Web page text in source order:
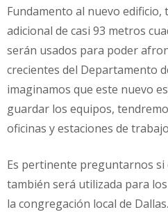
Fundamento al nuevo edificio,
adicional de casi 93 metros
serán usados para poder
crecientes del Departamento
imaginamos que este nuevo
guardar los equipos,
oficinas y estaciones de
Es pertinente preguntarnos si
también será utilizada para
la congregación local de